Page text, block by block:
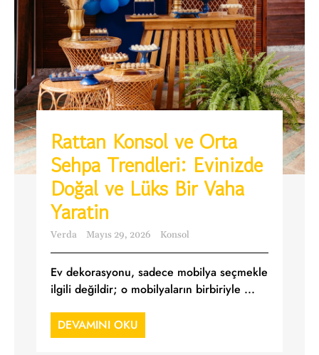
Rattan Konsol ve Orta
Sehpa Trendleri: Evinizde
Doğal ve Lüks Bir Vaha
Yaratin
Verda Mayıs 29, 2026 Konsol
Ev dekorasyonu, sadece mobilya seçmekle
ilgili değildir; o mobilyaların birbiriyle ...
DEVAMINI OKU